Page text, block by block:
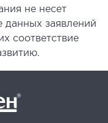
не несет
данных заявлений
соответствие